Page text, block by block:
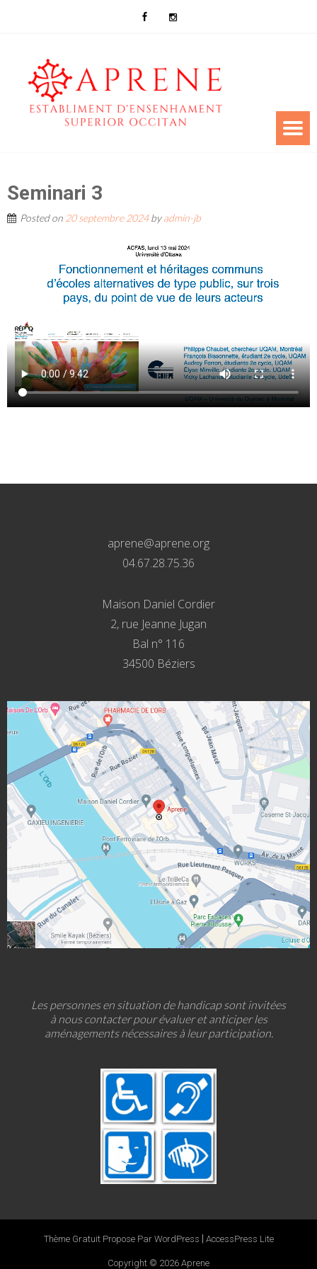
Seminari 3
Posted on 20 septembre 2024byadmin-jb
aprene@aprene.org
04.67.28.75.36
Maison Daniel Cordier
2, rue Jeanne Jugan
Bal n° 116
34500 Béziers
Les personnes en situation de handicap sont invitées
à nous contacter pour évaluer et anticiper les
aménagements nécessaires à leur participation.
Thème Gratuit Propose Par WordPress AccessPress Lite
Copyright © 2026 Aprene